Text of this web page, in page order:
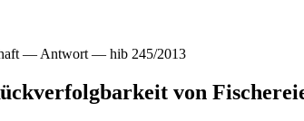
— Antwort — hib 245/2013
von